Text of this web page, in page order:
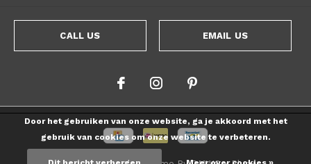
CALL US EMAIL US
Door het gebruiken van onze website, ga je akkoord met het
gebruik van cookies om onze website te verbeteren.